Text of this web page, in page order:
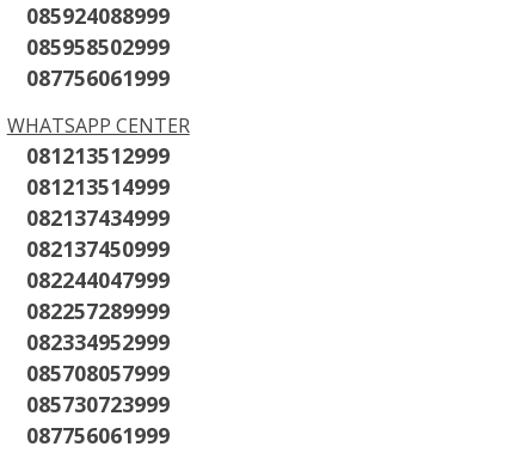
085924088999
085958502999
087756061999
WHATSAPP CENTER
081213512999
081213514999
082137434999
082137450999
082244047999
082257289999
082334952999
085708057999
085730723999
087756061999